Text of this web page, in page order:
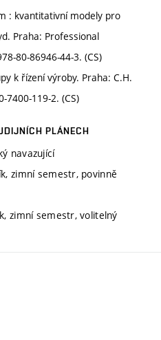
: kvantitativní modely pro
Praha: Professional
80-86946-44-3. (CS)
k řízení výroby. Praha: C.H.
7400-119-2. (CS)
PLÁNECH
navazující
zimní semestr, povinně
zimní semestr, volitelný